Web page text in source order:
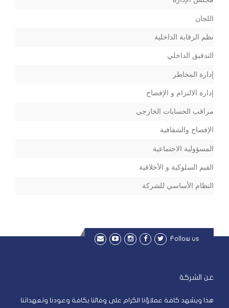
اللجان
نظم الرقابة الداخلية
التدقيق الداخلي
إدارة المخاطر
إدارة الالتزام و الإفصاح
مراقب الحسابات الخارجي
الإفصاح والشفافية
المسؤولية الاجتماعية
القيم السلوكية و الأخلاقية
النظام الأساسي للشركة
Follow us
عن الشركة
هذا ويشهد كافة عملاؤنا الكرام على وفائنا بكافة وعودنا وتعهداتنا